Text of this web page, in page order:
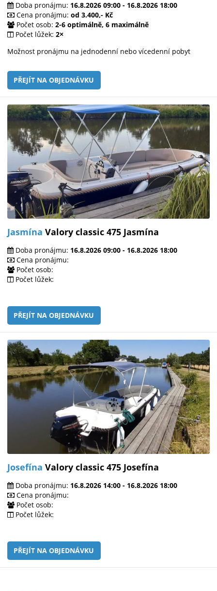
Doba pronájmu: 16.8.2026 09:00 - 16.8.2026 18:00
Cena pronájmu: od 3.400,- Kč
Počet osob: 2-6 optimálně, 6 maximálně
Počet lůžek: 2×
Možnost pronájmu na jednodenní nebo vícedenní pobyt
PŘEJÍT NA OBJEDNÁVKU
Jasmína Valory classic 475 Jasmína
Doba pronájmu: 16.8.2026 09:00 - 16.8.2026 18:00
Cena pronájmu:
Počet osob:
Počet lůžek:
PŘEJÍT NA OBJEDNÁVKU
Josefína Valory classic 475 Josefína
Doba pronájmu: 16.8.2026 14:00 - 16.8.2026 18:00
Cena pronájmu:
Počet osob:
Počet lůžek:
PŘEJÍT NA OBJEDNÁVKU